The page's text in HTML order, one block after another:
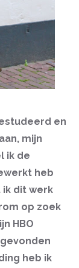
en
mijn
ik de
heb
dit werk
op zoek
HBO
heb ik